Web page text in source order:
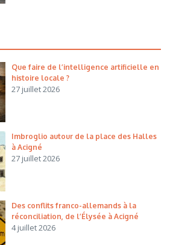
Que faire de l’intelligence artificielle en
histoire locale ?
27 juillet 2026
Imbroglio autour de la place des Halles
à Acigné
27 juillet 2026
Des conflits franco-allemands à la
réconciliation, de l’Élysée à Acigné
4 juillet 2026